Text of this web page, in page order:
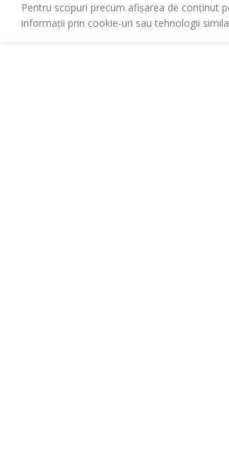
Pentru scopuri precum afișarea de conținut
informații prin cookie-uri sau tehnologii